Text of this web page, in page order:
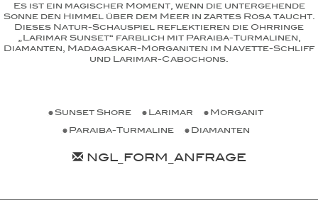
Es ist ein magischer Moment, wenn die untergehende
Sonne den Himmel über dem Meer in zartes Rosa taucht.
Dieses Natur-Schauspiel reflektieren die Ohrringe
„Larimar Sunset“ farblich mit Paraiba-Turmalinen,
Diamanten, Madagaskar-Morganiten im Navette-Schliff
und Larimar-Cabochons.
Sunset Shore Larimar
Morganit
Paraiba-Turmaline
Diamanten
NGL_FORM_ANFRAGE